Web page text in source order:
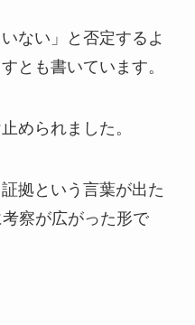
ない」と否定するよ
とも書いています。
められました。
拠という言葉が出た
察が広がった形で